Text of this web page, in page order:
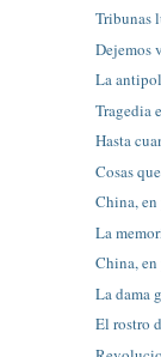
Tribunas
Dejemos
La
Tragedia
Hasta
Cosas
China,
La
China,
La dama
El rostro